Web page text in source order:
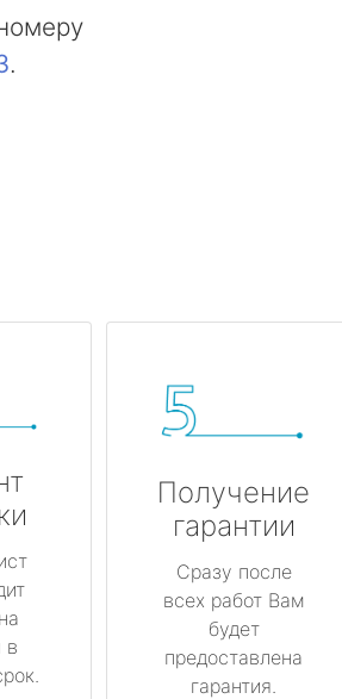
.
в
Получение
гарантии
Сразу после
всех работ Вам
будет
предоставлена
гарантия.